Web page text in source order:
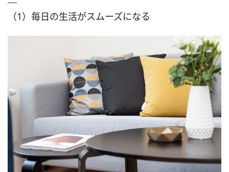
（1）毎日の生活がスムーズになる